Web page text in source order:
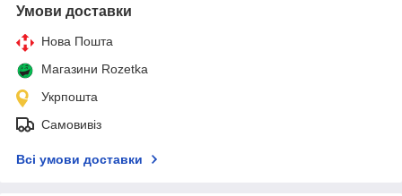
Умови доставки
Нова Пошта
Магазини Rozetka
Укрпошта
Самовивіз
Всі умови доставки